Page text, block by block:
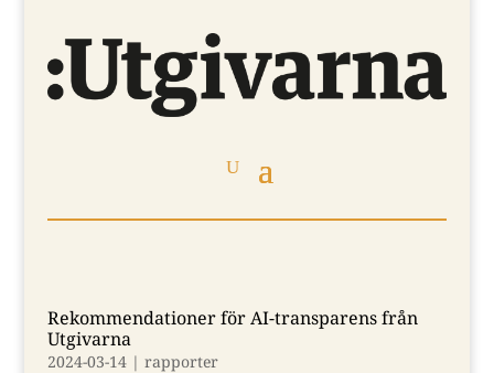
Rekommendationer för AI-transparens från
Utgivarna
2024-03-14| rapporter